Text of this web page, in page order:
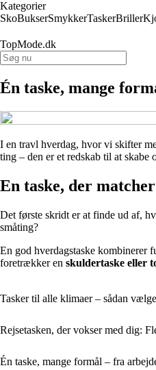
Kategorier
SkoBukserSmykkerTaskerBriller
TopMode.dk
Én taske, mange
I en travl hverdag, hvor vi skifter
ting – den er et redskab til at
En taske, der
Det første skridt er at finde ud af,
småting?
En god hverdagstaske kombinerer
foretrækker en skuldertaske eller
Tasker til alle klimaer – sådan
Rejsetasken, der vokser med dig:
Én taske, mange formål – fra